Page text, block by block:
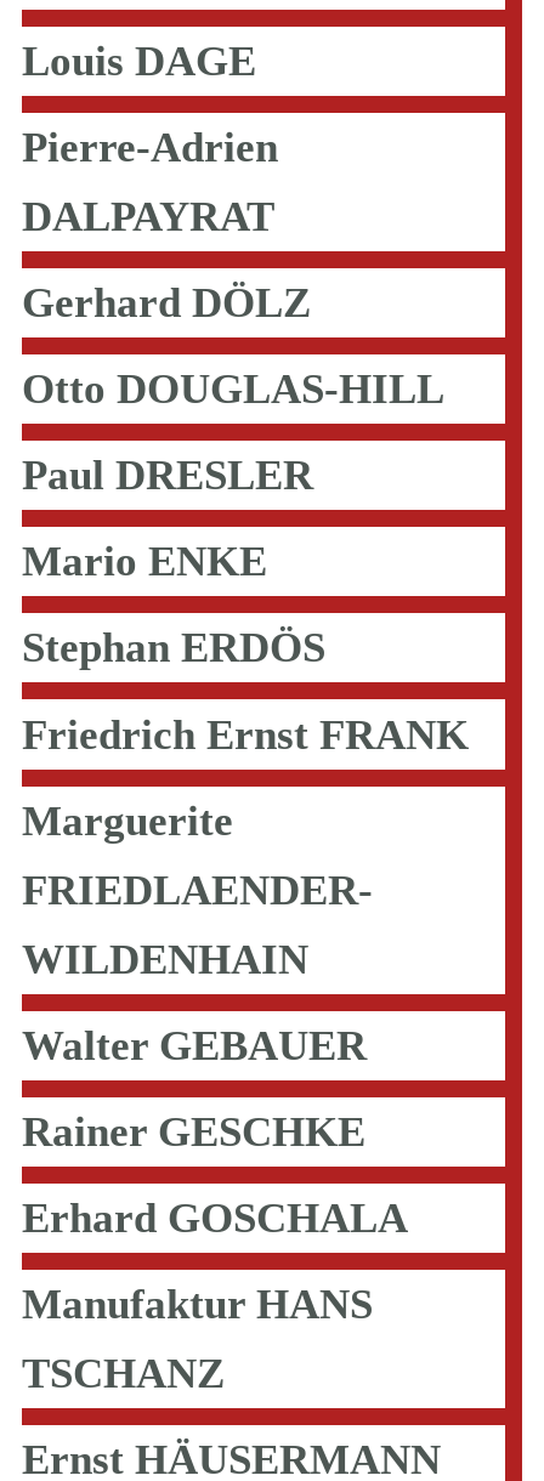
Louis DAGE
Pierre-Adrien
DALPAYRAT
Gerhard DÖLZ
Otto DOUGLAS-HILL
Paul DRESLER
Mario ENKE
Stephan ERDÖS
Friedrich Ernst FRANK
Marguerite
FRIEDLAENDER-
WILDENHAIN
Walter GEBAUER
Rainer GESCHKE
Erhard GOSCHALA
Manufaktur HANS
TSCHANZ
Ernst HÄUSERMANN